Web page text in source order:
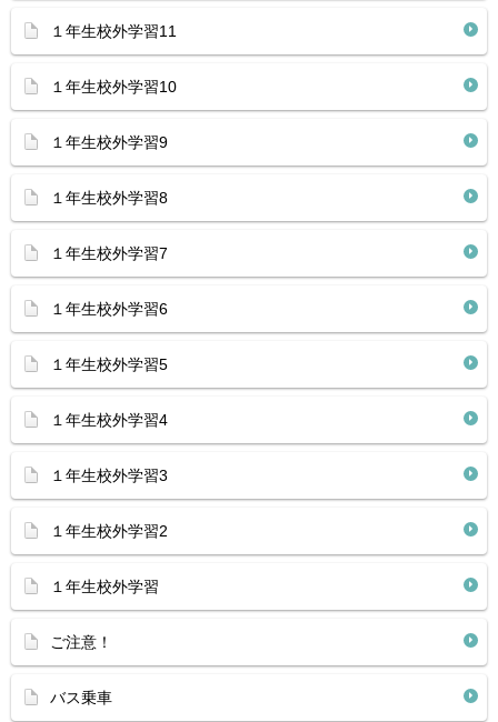
１年生校外学習11
１年生校外学習10
１年生校外学習9
１年生校外学習8
１年生校外学習7
１年生校外学習6
１年生校外学習5
１年生校外学習4
１年生校外学習3
１年生校外学習2
１年生校外学習
ご注意！
バス乗車